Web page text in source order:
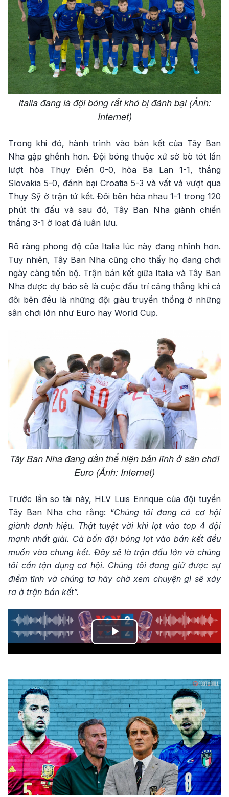
Italia đang là đội bóng rất khó bị đánh bại (Ảnh:
Internet)
Trong khi đó, hành trình vào bán kết của Tây Ban
Nha gập ghềnh hơn. Đội bóng thuộc xứ sở bò tót lần
lượt hòa Thụy Điển 0-0, hòa Ba Lan 1-1, thắng
Slovakia 5-0, đánh bại Croatia 5-3 và vất vả vượt qua
Thụy Sỹ ở trận tứ kết. Đôi bên hòa nhau 1-1 trong 120
phút thi đấu và sau đó, Tây Ban Nha giành chiến
thắng 3-1 ở loạt đá luân lưu.
Rõ ràng phong độ của Italia lúc này đang nhỉnh hơn.
Tuy nhiên, Tây Ban Nha cũng cho thấy họ đang chơi
ngày càng tiến bộ. Trận bán kết giữa Italia và Tây Ban
Nha được dự báo sẽ là cuộc đấu trí căng thẳng khi cả
đôi bên đều là những đội giàu truyền thống ở những
sân chơi lớn như Euro hay World Cup.
Tây Ban Nha đang dần thể hiện bản lĩnh ở sân chơi
Euro (Ảnh: Internet)
Trước lần so tài này, HLV Luis Enrique của đội tuyển
Tây Ban Nha cho rằng: “Chúng tôi đang có cơ hội
giành danh hiệu. Thật tuyệt vời khi lọt vào top 4 đội
mạnh nhất giải. Cả bốn đội bóng lọt vào bán kết đều
muốn vào chung kết. Đây sẽ là trận đấu lớn và chúng
tôi cần tận dụng cơ hội. Chúng tôi đang giữ được sự
điềm tĩnh và chúng ta hãy chờ xem chuyện gì sẽ xảy
ra ở trận bán kết”.
Play